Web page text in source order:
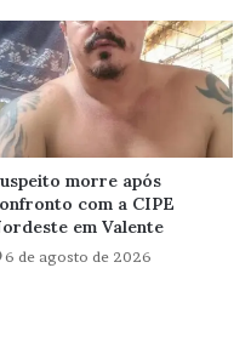
morre após
com a CIPE
em Valente
6 de agosto de 2026